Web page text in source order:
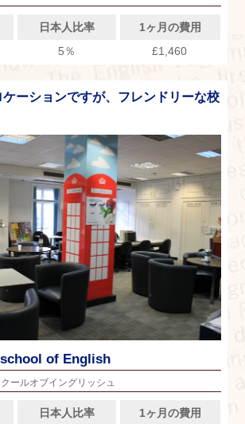
日本人比率
1ヶ月の費用
5％ £1,460
ケーションですが、フレンドリーな校
of English
ールオブイングリッシュ
日本人比率 1ヶ月の費用